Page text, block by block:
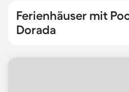
Ferienhäuser mit
Dorada